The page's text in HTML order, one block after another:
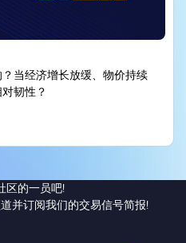
当经济增长放缓、物价持续
韧性？
区的一员吧!
并订阅我们的交易信号简报!